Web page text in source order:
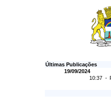
Últimas Publicações
19/09/2024
10:37 -